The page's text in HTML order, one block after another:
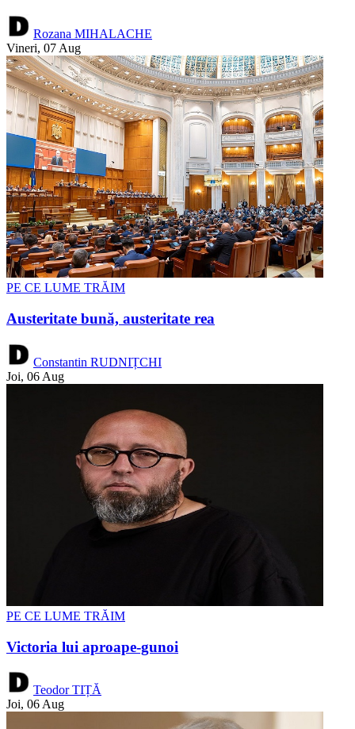
Rozana MIHALACHE
Vineri, 07 Aug
PE CE LUME TRĂIM
Austeritate bună, austeritate rea
Constantin RUDNIȚCHI
Joi, 06 Aug
PE CE LUME TRĂIM
Victoria lui aproape-gunoi
Teodor TIȚĂ
Joi, 06 Aug